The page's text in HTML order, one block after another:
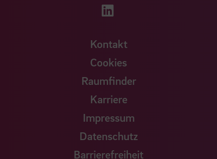
Zu unserer
Kontakt
Cookies
Raumfinder
Karriere
Impressum
Datenschutz
Barrierefreiheit